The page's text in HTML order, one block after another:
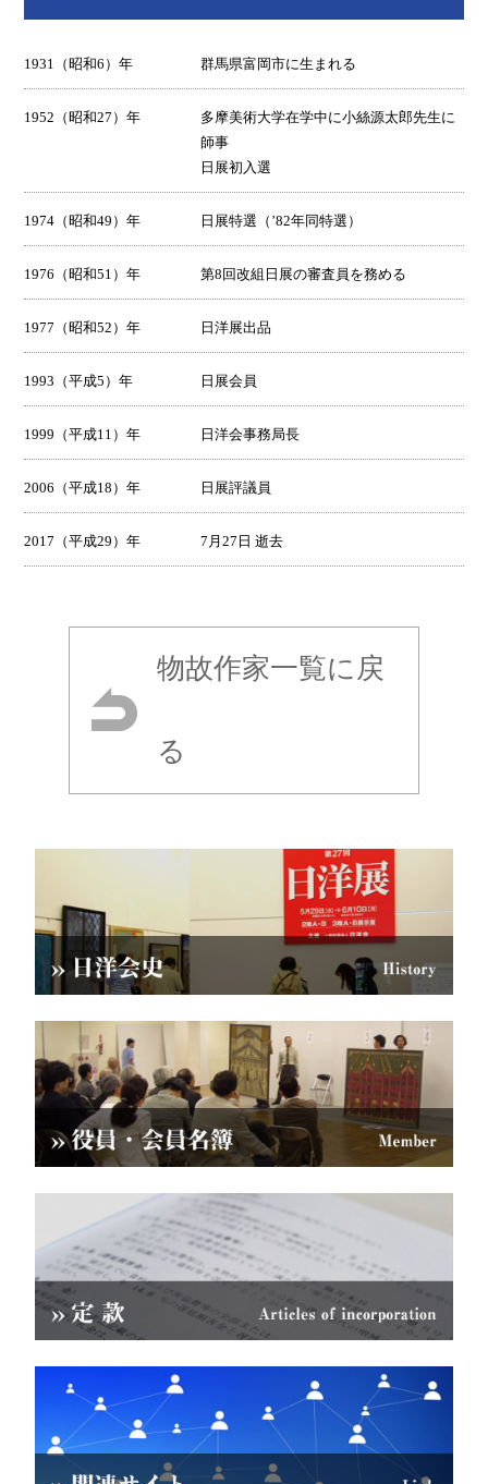
1931（昭和6）年 群馬県富岡市に生まれる
1952（昭和27）年
多摩美術大学在学中に小絲源太郎先生に
師事
日展初入選
1974（昭和49）年 日展特選（’82年同特選）
1976（昭和51）年 第8回改組日展の審査員を務める
1977（昭和52）年 日洋展出品
1993（平成5）年 日展会員
1999（平成11）年 日洋会事務局長
2006（平成18）年 日展評議員
2017（平成29）年 7月27日 逝去
物故作家一覧に戻
る